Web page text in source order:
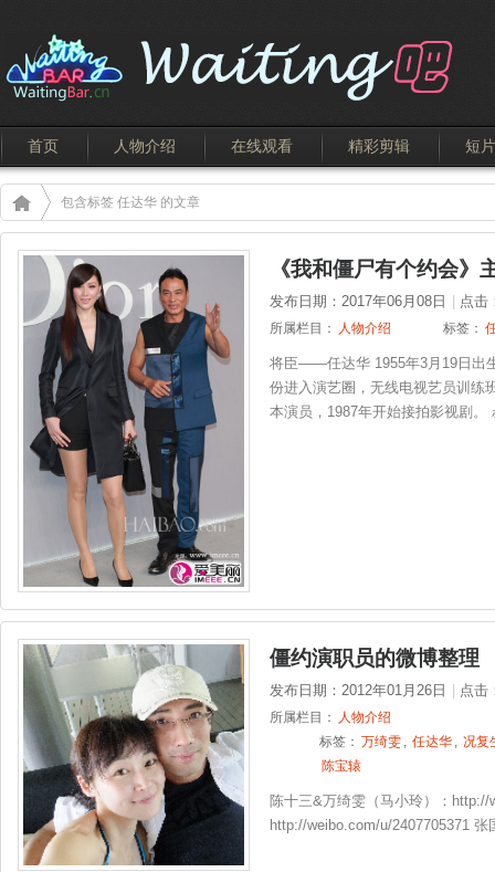
首页 人物介绍 在线观看 精彩剪辑 短片
包含标签 任达华 的文章
《我和僵尸有个约会
发布日期：2017年06月08日 点击
所属栏目： 人物介绍 标签：
将臣——任达华 1955年3月19日出
份进入演艺圈，无线电视艺员训练
本演员，1987年开始接拍影视剧。
僵约演职员的微博整理
发布日期：2012年01月26日 点击
所属栏目：
人物介绍
标签： 万绮雯 , 任达华 , 况复
陈宝辕
陈十三&万绮雯（马小玲）：
http://weibo.com/u/2407705371